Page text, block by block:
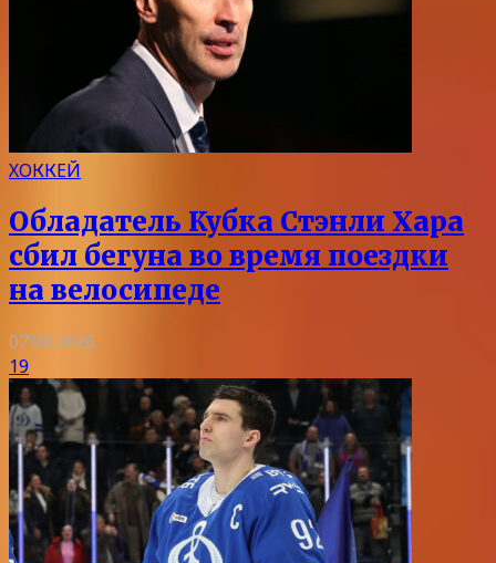
ХОККЕЙ
Обладатель Кубка Стэнли Хара
сбил бегуна во время поездки
на велосипеде
07.08.2026
19